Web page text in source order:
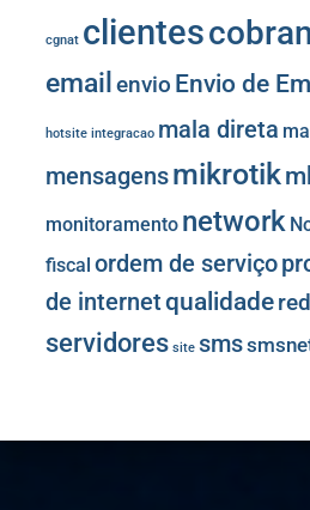
cgnat clientes
email envio Envio de
hotsite integracao mala direta
mensagensmikrotik
monitoramento network
fiscal ordem de serviço
de internetqualidade
servidores site sms